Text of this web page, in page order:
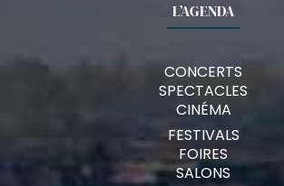
L’AGENDA
CONCERTS
SPECTACLES
CINÉMA
FESTIVALS
FOIRES
SALONS